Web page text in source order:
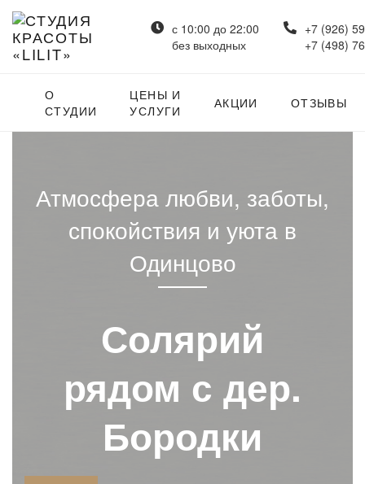
с 10:00 до 22:00
без выходных
+7 (926)
+7 (498)
О
СТУДИИ
ЦЕНЫ И
УСЛУГИ
АКЦИИ ОТЗЫВЫ
Атмосфера любви, заботы,
спокойствия и уюта в
Одинцово
Солярий
рядом с дер.
Бородки